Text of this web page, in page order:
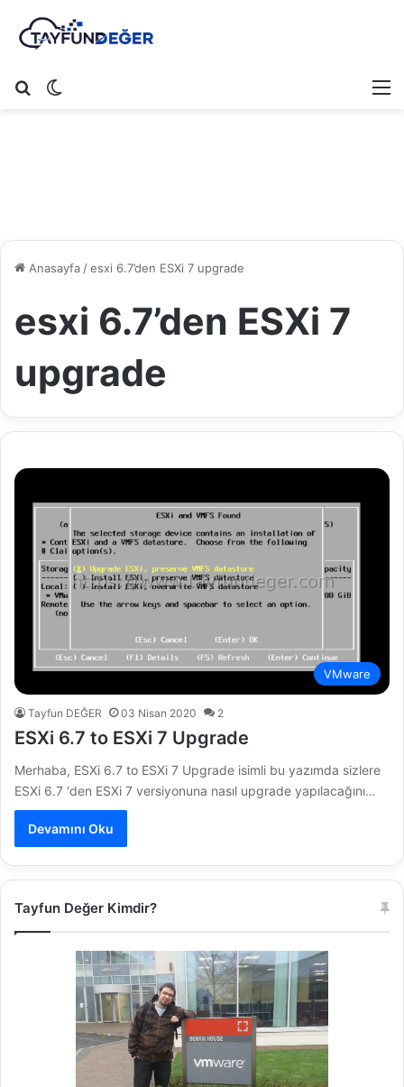
Arama yap ...
Anasayfa/esxi 6.7’den ESXi 7 upgrade
esxi 6.7’den ESXi 7
upgrade
VMware
Tayfun DEĞER 03 Nisan 2020 2
ESXi 6.7 to ESXi 7 Upgrade
Merhaba, ESXi 6.7 to ESXi 7 Upgrade isimli bu yazımda sizlere
ESXi 6.7 ‘den ESXi 7 versiyonuna nasıl upgrade yapılacağını…
Devamını Oku
Tayfun Değer Kimdir?